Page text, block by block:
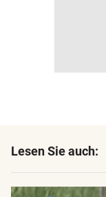
Lesen Sie auch: